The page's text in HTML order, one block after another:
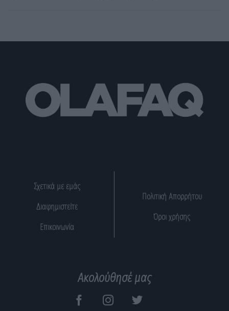
Σχετικά με εμάς
Διαφημιστείτε
Επικοινωνία
Πολιτική Απορρήτου
Όροι χρήσης
Ακολούθησέ μας